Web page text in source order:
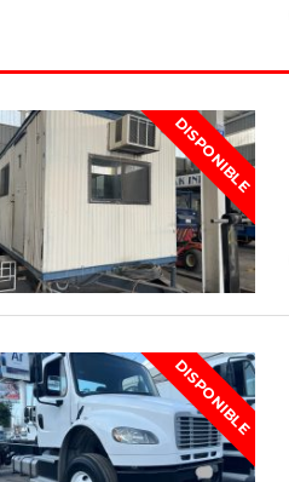
DISPONIBLE
DISPONIBLE